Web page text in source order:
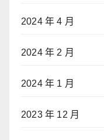
2024 年 4 月
2024 年 2 月
2024 年 1 月
2023 年 12 月